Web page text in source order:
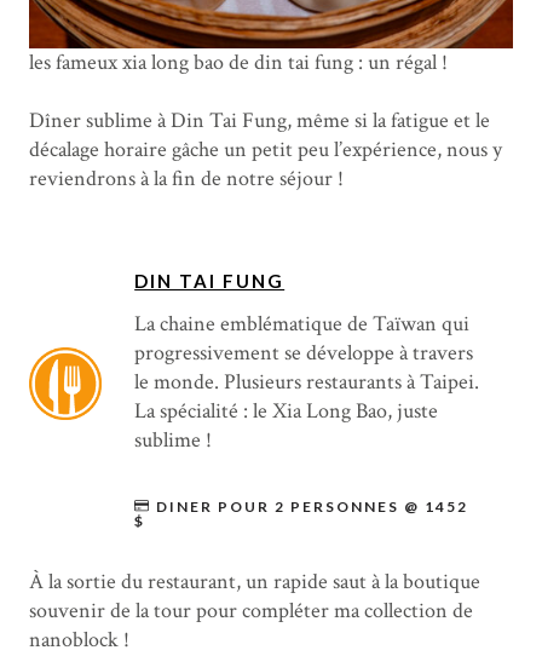
les fameux xia long bao de din tai fung : un régal !
Dîner sublime à Din Tai Fung, même si la fatigue et le
décalage horaire gâche un petit peu l’expérience, nous y
reviendrons à la fin de notre séjour !
DIN TAI FUNG
La chaine emblématique de Taïwan qui
progressivement se développe à travers
le monde. Plusieurs restaurants à Taipei.
La spécialité : le Xia Long Bao, juste
sublime !
DINER POUR 2 PERSONNES @ 1452
$
À la sortie du restaurant, un rapide saut à la boutique
souvenir de la tour pour compléter ma collection de
nanoblock !